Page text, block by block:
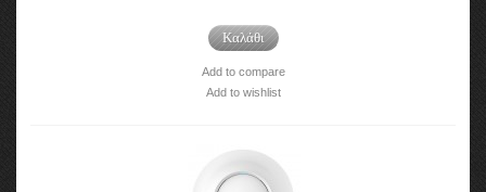
Καλάθι
Add to compare
Add to wishlist